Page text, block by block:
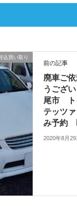
込買い取り
前の記事
廃車ご
うござ
尾市
テッツ
み予約
2020年8月29